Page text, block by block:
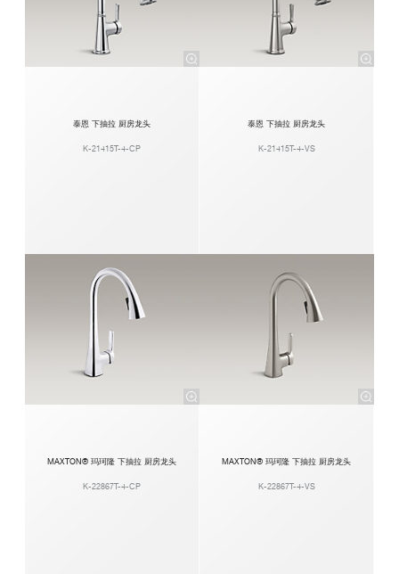
泰恩 下抽拉 厨房龙头
K-21415T-4-CP
泰恩 下抽拉 厨房龙头
K-21415T-4-VS
MAXTON® 玛珂隆 下抽拉 厨房龙头
K-22867T-4-CP
MAXTON® 玛珂隆 下抽拉 厨房龙头
K-22867T-4-VS